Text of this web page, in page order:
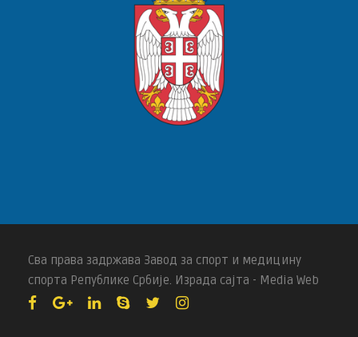
Сва права задржава Завод за спорт и медицину
спорта Републике Србије. Израда сајта - Media Web